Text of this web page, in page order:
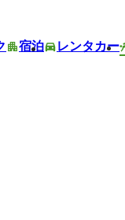
宿泊 レンタカー